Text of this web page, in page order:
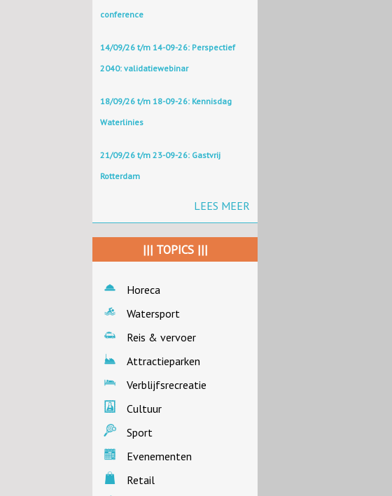
conference
14/09/26 t/m 14-09-26: Perspectief
2040: validatiewebinar
18/09/26 t/m 18-09-26: Kennisdag
Waterlinies
21/09/26 t/m 23-09-26: Gastvrij
Rotterdam
LEES MEER
||| TOPICS |||
Horeca
Watersport
Reis & vervoer
Attractieparken
Verblijfsrecreatie
Cultuur
Sport
Evenementen
Retail